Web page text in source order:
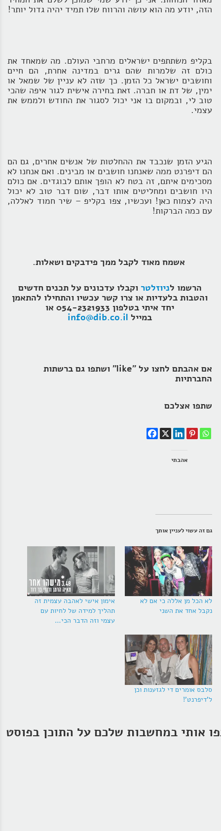
הזה, יודע מה הוא עושה והרווח שלו תמיד יהיה גדול יותר!
בקליפ משתתפים ישראלים מרחבי העולם. מה שמאחד את
כולם זה שלמרות שהם גרים במדינה אחרת, הם חיים
וחושבים ישראל כל הזמן. כך שזה לא עניין של שמאל או
ימין, של דת או חברה. זאת בחירה אישית לגור איפה שהכי
טוב לי, ובמקום בו אני יכול לסגור את החודש ולממש את
עצמי.
הגיע הזמן שנכבד את ההחלטות של אנשים אחרים, גם הם
הם דיפרנט ממה שאנחנו חושבים או מבינים. ואם אנחנו לא
מסכימים איתם, זה בטח לא הופך אותם לבוגדים. אם כולם
היו חושבים ומחליטים אותו דבר, שום דבר טוב לא יכול
היה לצמוח כאן! ועכשיו, צפו בקליפ – שיר חמוד לאללה,
עם כמה הברקות!
אשמח מאוד לקבל ממך פידבקים ושאלות.
הרשמו לניוזלטר וקבלו עדכונים על תכנים חדשים
והטבות בלעדיות או צרו קשר עכשיו והתחילו להתאמן
יחד איתי בטלפון 054-2321933 או
במייל info@dib.co.il
אם אהבתם לחצו על "like" ושתפו גם ברשתות
החברתיות
שתפו אצלכם
אהבתי
גם זה עשוי לעניין אותך
לא הכל מן אללה כי אם לא
נקבל אחד את השני
אימון אישי לאהבה עצמית זה
תהליך למידה של לחיות עם
עצמי וזה הדבר הכי…
סלבס אומרים די לגזענות וכן
ל'דיפרנט'!
אותי במחשבות שלכם על התוכן בפוסט